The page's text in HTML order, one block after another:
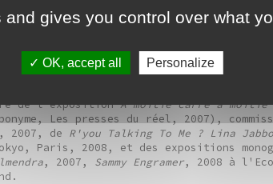
nombreux textes dans des catalogues et
Hatoum, Pierre Huyghes, Didier Marcel,
Christelle Familiari et Pierre Joseph.
de l'expositionA moitié carré à moitié
Les presses du réel, 2007),
2007, de R'you Talking To Me ? Lina
Paris, 2008, et des expositions
, 2007, Sammy Engramer, 2008 à
gives you control over what
OK, accept all Personalize